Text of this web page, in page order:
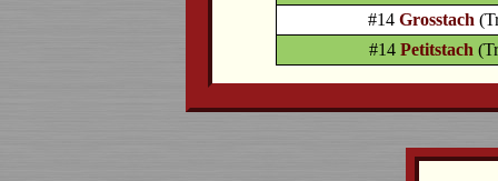
#14Grosstach
#14Petitstach